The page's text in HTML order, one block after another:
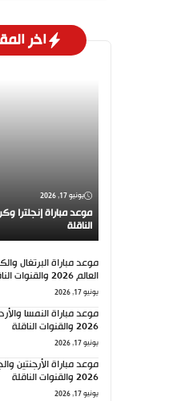
اخر
يونيو 17, 2026
الناقلة
موعد مباراة البرتغال
العالم 2026 والقنوات الناقلة
يونيو 17, 2026
موعد مباراة النمسا
2026 والقنوات الناقلة
يونيو 17, 2026
موعد مباراة الأرجنتين
2026 والقنوات الناقلة
يونيو 17, 2026